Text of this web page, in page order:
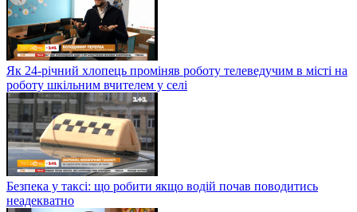
Як 24-річний хлопець проміняв роботу телеведучим в місті на
роботу шкільним вчителем у селі
Безпека у таксі: що робити якщо водій почав поводитись
неадекватно